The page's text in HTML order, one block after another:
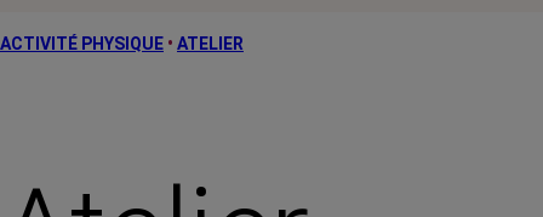
ACTIVITÉ PHYSIQUE • ATELIER